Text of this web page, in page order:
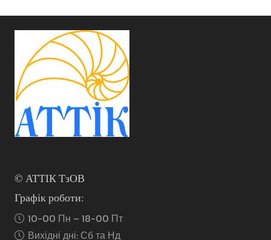
© АТТІК ТзОВ
Графік роботи:
10-00 Пн – 18-00 Пт
Вихідні дні: Сб та Нд